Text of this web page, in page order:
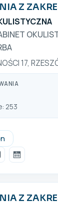
Z
17,
253
+48 17 859
🛗
Z